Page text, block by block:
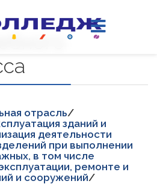
отрасль/
зданий и
деятельности
при выполнении
в том числе
ремонте и
и сооружений/